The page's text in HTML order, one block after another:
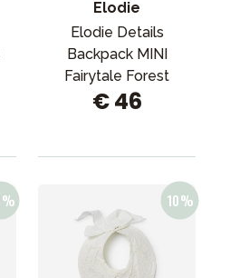
Elodie
Elodie Details
Backpack MINI
Fairytale Forest
€ 46